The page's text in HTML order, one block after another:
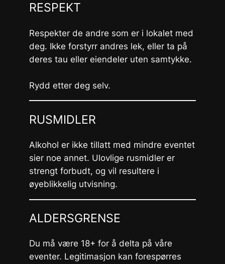
RESPEKT
Respekter de andre som er i lokalet med
deg. Ikke forstyrr andres lek, eller ta på
deres tau eller eiendeler uten samtykke.
Rydd etter deg selv.
RUSMIDLER
Alkohol er ikke tillatt med mindre eventet
sier noe annet. Ulovlige rusmidler er
strengt forbudt, og vil resultere i
øyeblikkelig utvisning.
ALDERSGRENSE
Du må være 18+ for å delta på våre
eventer. Legitimasjon kan forespørres